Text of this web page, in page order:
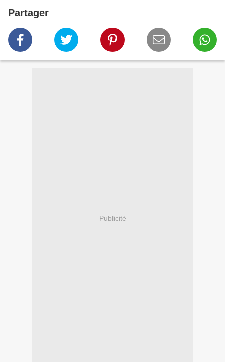
Partager
Publicité